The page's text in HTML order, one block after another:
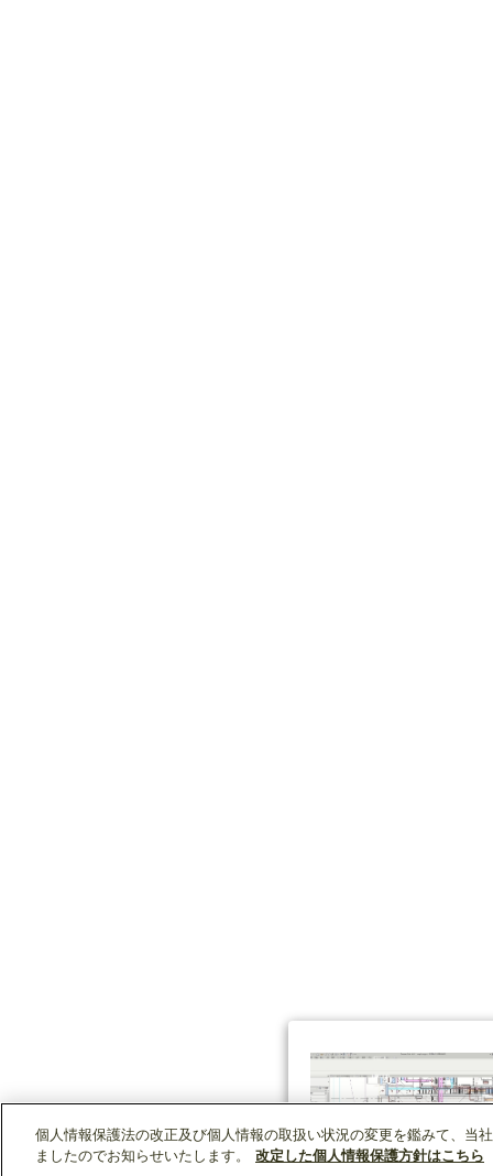
個人情報保護法の改正及び個人情報の取扱い状況の変更を鑑みて、当
ましたのでお知らせいたします。
改定した個人情報保護方針はこちら